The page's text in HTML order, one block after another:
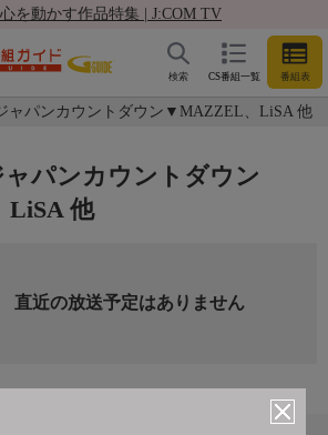
を動かす作品特集 | J:COM TV
CS番組一覧 番組表
検索
ャパンカウントダウン▼MAZZEL、LiSA 他
パンカウントダウン
他
直近の放送予定はありません